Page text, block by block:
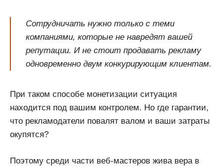
Сотрудничать нужно только с теми
компаниями, которые не навредят вашей
репутации. И не стоит продавать рекламу
одновременно двум конкурирующим клиентам.
При таком способе монетизации ситуация
находится под вашим контролем. Но где гарантии,
что рекламодатели повалят валом и ваши затраты
окупятся?
Поэтому среди части веб-мастеров жива вера в